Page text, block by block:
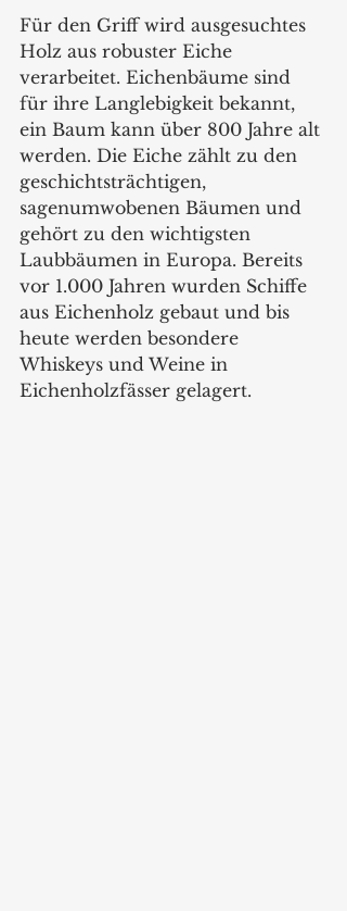
Für den Griff wird ausgesuchtes
Holz aus robuster Eiche
verarbeitet. Eichenbäume sind
für ihre Langlebigkeit bekannt,
ein Baum kann über 800 Jahre alt
werden. Die Eiche zählt zu den
geschichtsträchtigen,
sagenumwobenen Bäumen und
gehört zu den wichtigsten
Laubbäumen in Europa. Bereits
vor 1.000 Jahren wurden Schiffe
aus Eichenholz gebaut und bis
heute werden besondere
Whiskeys und Weine in
Eichenholzfässer gelagert.